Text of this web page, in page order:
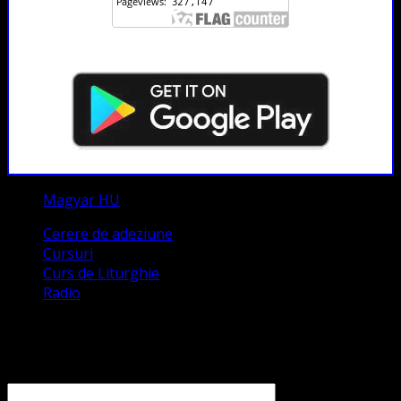
Magyar HU
Cerere de adeziune
Cursuri
Curs de Liturghie
Radio